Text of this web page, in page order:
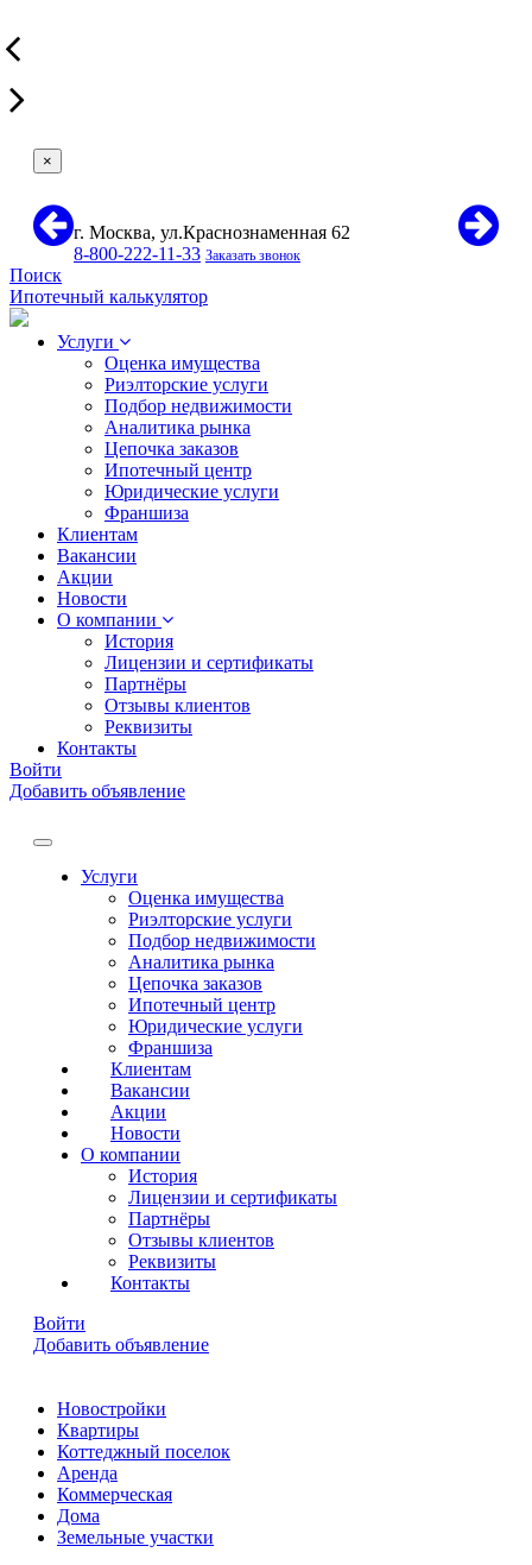
×
г. Москва, ул.Краснознаменная 62
8-800-222-11-33 Заказать звонок
Поиск
Ипотечный калькулятор
Услуги
Оценка имущества
Риэлторские услуги
Подбор недвижимости
Аналитика рынка
Цепочка заказов
Ипотечный центр
Юридические услуги
Франшиза
Клиентам
Вакансии
Акции
Новости
О компании
История
Лицензии и сертификаты
Партнёры
Отзывы клиентов
Реквизиты
Контакты
Войти
Добавить объявление
Услуги
Оценка имущества
Риэлторские услуги
Подбор недвижимости
Аналитика рынка
Цепочка заказов
Ипотечный центр
Юридические услуги
Франшиза
Клиентам
Вакансии
Акции
Новости
О компании
История
Лицензии и сертификаты
Партнёры
Отзывы клиентов
Реквизиты
Контакты
Войти
Добавить объявление
Новостройки
Квартиры
Коттеджный поселок
Аренда
Коммерческая
Дома
Земельные участки